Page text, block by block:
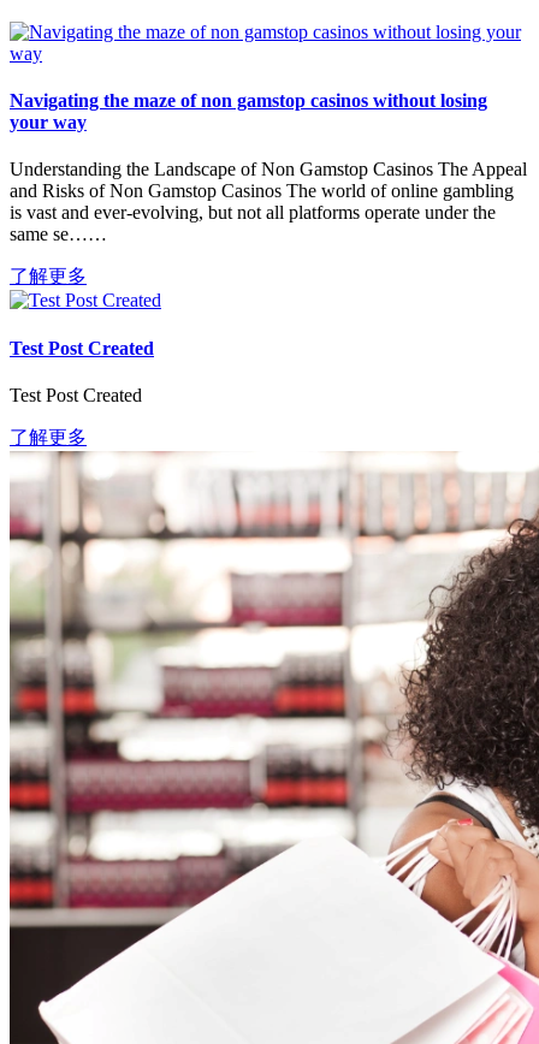
Navigating the maze of non gamstop casinos without losing
your way
Understanding the Landscape of Non Gamstop Casinos The Appeal
and Risks of Non Gamstop Casinos The world of online gambling
is vast and ever-evolving, but not all platforms operate under the
same se……
了解更多
Test Post Created
Test Post Created
了解更多